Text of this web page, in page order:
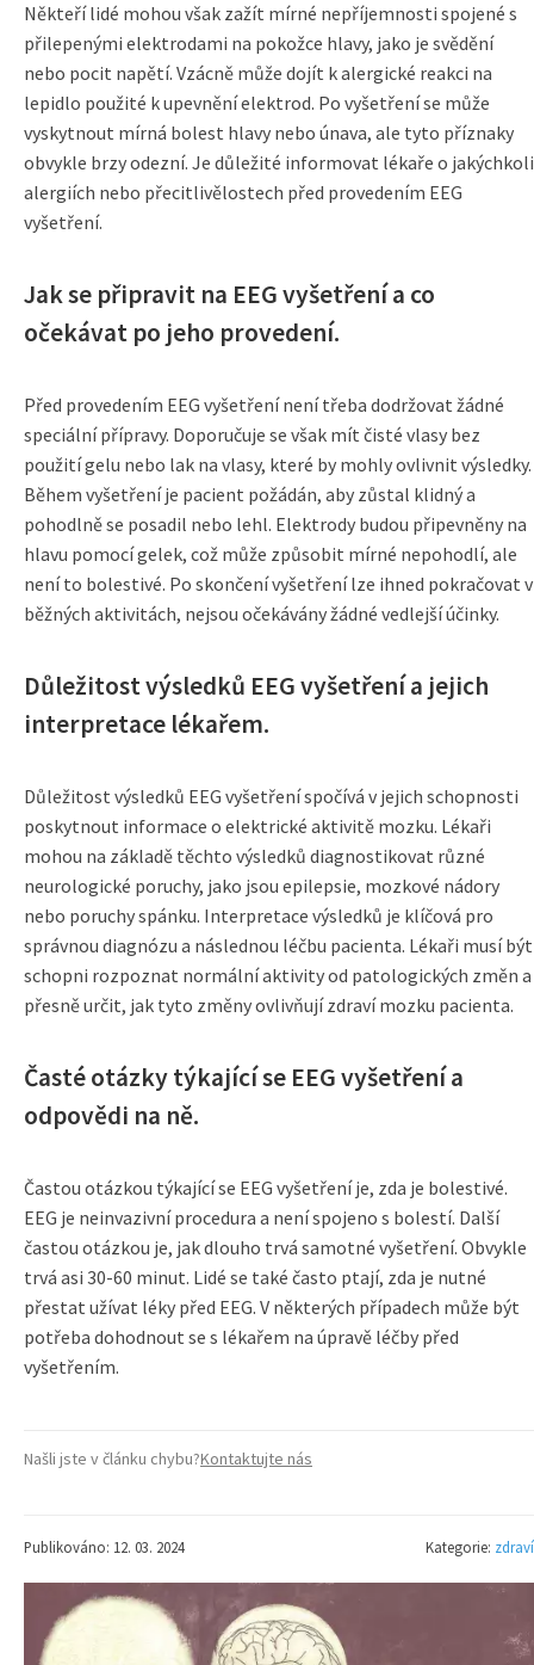
Někteří lidé mohou však zažít mírné nepříjemnosti spojené s
přilepenými elektrodami na pokožce hlavy, jako je svědění
nebo pocit napětí. Vzácně může dojít k alergické reakci na
lepidlo použité k upevnění elektrod. Po vyšetření se může
vyskytnout mírná bolest hlavy nebo únava, ale tyto příznaky
obvykle brzy odezní. Je důležité informovat lékaře o jakýchkoli
alergiích nebo přecitlivělostech před provedením EEG
vyšetření.
Jak se připravit na EEG vyšetření a co
očekávat po jeho provedení.
Před provedením EEG vyšetření není třeba dodržovat žádné
speciální přípravy. Doporučuje se však mít čisté vlasy bez
použití gelu nebo lak na vlasy, které by mohly ovlivnit výsledky.
Během vyšetření je pacient požádán, aby zůstal klidný a
pohodlně se posadil nebo lehl. Elektrody budou připevněny na
hlavu pomocí gelek, což může způsobit mírné nepohodlí, ale
není to bolestivé. Po skončení vyšetření lze ihned pokračovat v
běžných aktivitách, nejsou očekávány žádné vedlejší účinky.
Důležitost výsledků EEG vyšetření a jejich
interpretace lékařem.
Důležitost výsledků EEG vyšetření spočívá v jejich schopnosti
poskytnout informace o elektrické aktivitě mozku. Lékaři
mohou na základě těchto výsledků diagnostikovat různé
neurologické poruchy, jako jsou epilepsie, mozkové nádory
nebo poruchy spánku. Interpretace výsledků je klíčová pro
správnou diagnózu a následnou léčbu pacienta. Lékaři musí být
schopni rozpoznat normální aktivity od patologických změn a
přesně určit, jak tyto změny ovlivňují zdraví mozku pacienta.
Časté otázky týkající se EEG vyšetření a
odpovědi na ně.
Častou otázkou týkající se EEG vyšetření je, zda je bolestivé.
EEG je neinvazivní procedura a není spojeno s bolestí. Další
častou otázkou je, jak dlouho trvá samotné vyšetření. Obvykle
trvá asi 30-60 minut. Lidé se také často ptají, zda je nutné
přestat užívat léky před EEG. V některých případech může být
potřeba dohodnout se s lékařem na úpravě léčby před
vyšetřením.
Našli jste v článku chybu?Kontaktujte nás
Publikováno: 12. 03. 2024 Kategorie: zdraví